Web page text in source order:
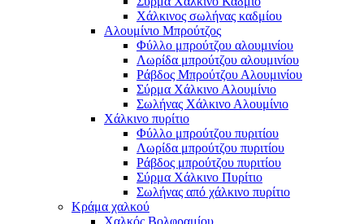
Χάλκινος σωλήνας καδμίου
Αλουμίνιο Μπρούτζος
Φύλλο μπρούτζου αλουμινίου
Λωρίδα μπρούτζου αλουμινίου
Ράβδος Μπρούτζου Αλουμινίου
Σύρμα Χάλκινο Αλουμίνιο
Σωλήνας Χάλκινο Αλουμίνιο
Χάλκινο πυρίτιο
Φύλλο μπρούτζου πυριτίου
Λωρίδα μπρούτζου πυριτίου
Ράβδος μπρούτζου πυριτίου
Σύρμα Χάλκινο Πυρίτιο
Σωλήνας από χάλκινο πυρίτιο
Κράμα χαλκού
Χαλκός Βολφραμίου